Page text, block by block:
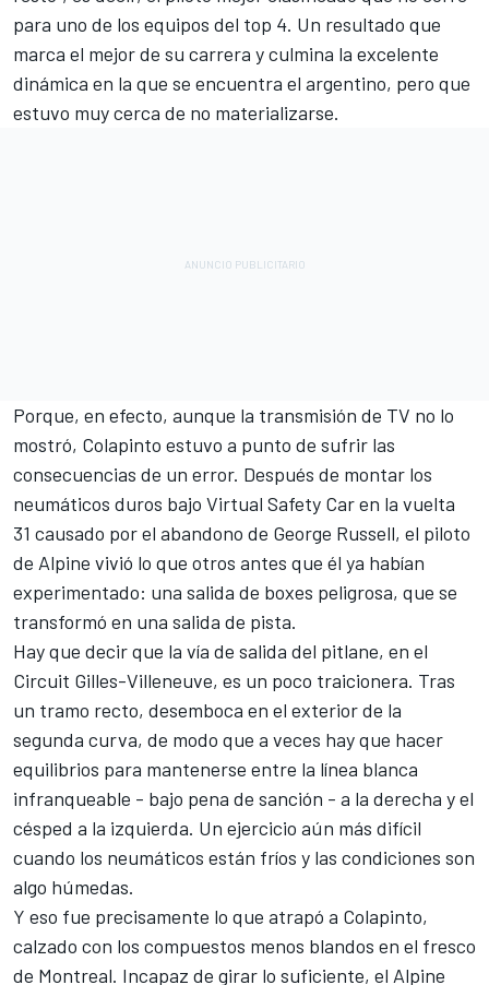
para uno de los equipos del top 4. Un resultado que
marca el mejor de su carrera y culmina la excelente
dinámica en la que se encuentra el argentino, pero que
estuvo muy cerca de no materializarse.
Porque, en efecto, aunque la transmisión de TV no lo
mostró, Colapinto estuvo a punto de sufrir las
consecuencias de un error. Después de montar los
neumáticos duros bajo Virtual Safety Car en la vuelta
31 causado por el abandono de George Russell, el piloto
de Alpine vivió lo que otros antes que él ya habían
experimentado: una salida de boxes peligrosa, que se
transformó en una salida de pista.
Hay que decir que la vía de salida del pitlane, en el
Circuit Gilles-Villeneuve, es un poco traicionera. Tras
un tramo recto, desemboca en el exterior de la
segunda curva, de modo que a veces hay que hacer
equilibrios para mantenerse entre la línea blanca
infranqueable - bajo pena de sanción - a la derecha y el
césped a la izquierda. Un ejercicio aún más difícil
cuando los neumáticos están fríos y las condiciones son
algo húmedas.
Y eso fue precisamente lo que atrapó a Colapinto,
calzado con los compuestos menos blandos en el fresco
de Montreal. Incapaz de girar lo suficiente, el Alpine